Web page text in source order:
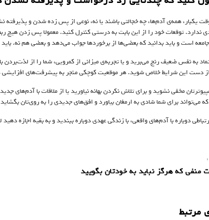
یکبار، همه‌ی آدم‌ها، چه خجالتی باشند یا نه، نوعی از پس زده شدن و
ندارد. توقعات خود را از این بابت به درستی کنترل کنید. معمولا پس زدن
جامعه است و باید بدانید که بعضی‌ها از برخورد‌ها جواب می‌دهد و بعضی هم نه.
به نفس ضعیف رنج می‌برید و یا تجربه‌ی میزانی از کمرویی، شما را از لذت‌بردن
دست این شرایط خلاص شوید. هر موقعیت کوچکی منجر به پیشرفت‌های افزایشی
مخفی نشوید و برای تلاش نکردن بهانه نیاورید یا از ملاقات با آدم‌های
که می‌تواند برای شما شادی به ارمغان بیاورد و افق‌های جدیدی را به روی‌تان
دوباره با آدم‌های واقعی، با زندگی عهدی دوباره ببندید و به بقیه اجازه
مرتبط